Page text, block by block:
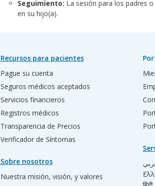
Seguimiento: La sesión para los padres
en su hijo(a).
Recursos para pacientes
Pague su cuenta
Seguros médicos aceptados
Servicios financieros
Registros médicos
Transparencia de Precios
Verificador de Síntomas
Sobre nosotros
Nuestra misión, visión, y valores